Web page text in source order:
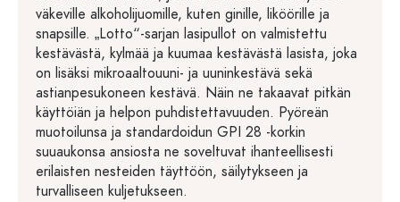
väkeville alkoholijuomille, kuten ginille, liköörille ja
snapsille. „Lotto“-sarjan lasipullot on valmistettu
kestävästä, kylmää ja kuumaa kestävästä lasista, joka
on lisäksi mikroaaltouuni- ja uuninkestävä sekä
astianpesukoneen kestävä. Näin ne takaavat pitkän
käyttöiän ja helpon puhdistettavuuden. Pyöreän
muotoilunsa ja standardoidun GPI 28 -korkin
suuaukonsa ansiosta ne soveltuvat ihanteellisesti
erilaisten nesteiden täyttöön, säilytykseen ja
turvalliseen kuljetukseen.